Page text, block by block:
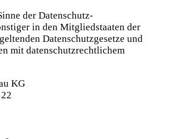
der Datenschutz-
in den Mitgliedstaaten der
Datenschutzgesetze und
mit datenschutzrechtlichem
KG